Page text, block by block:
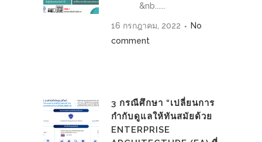
&nb......
16 กรกฎาคม, 2022
No
comment
3 กรณีศึกษา “เปลี่ยนการ
กำกับดูแลให้ทันสมัยด้วย
ENTERPRISE